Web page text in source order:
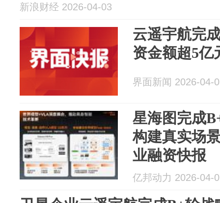
新浪财经 2026-04-03
云遥宇航完
资金额超5亿
界面新闻 2026-04-
星海图完成
构建真实场
业融资快报
亿邦动力 2026-04-